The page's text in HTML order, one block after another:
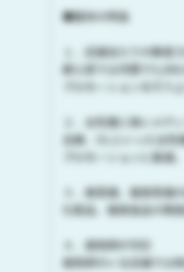
■媒体の特長
１．店舗当たりの集客
都心部では月間で5,000
プロモーションを行う
２．女性層に強いメディ
主婦、OLといった女性
プロモーションに最適。
３．美意識、健康意識
化粧品、健康食品の取
４．薬剤師が対応
薬剤師のいる店舗では